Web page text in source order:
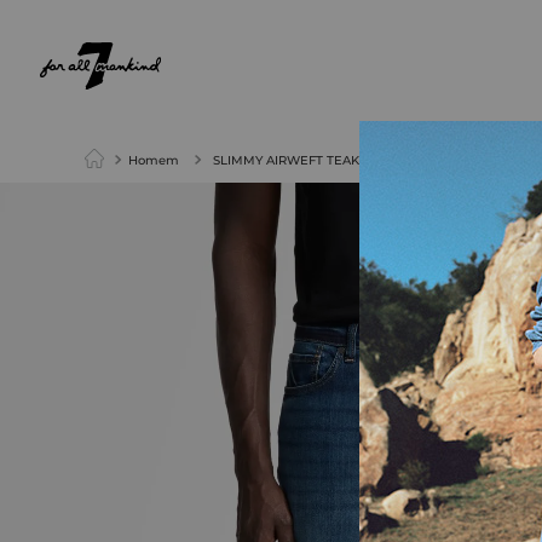
Homem SLIMMY AIRWEFT TEAK